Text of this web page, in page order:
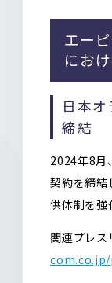
エー
にお
日本
締結
2024年8月
契約を締結
供体制を強
関連プレス